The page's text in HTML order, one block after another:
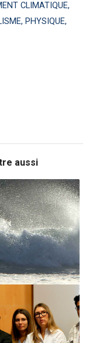
CLIMATIQUE,
, PHYSIQUE,
aussi